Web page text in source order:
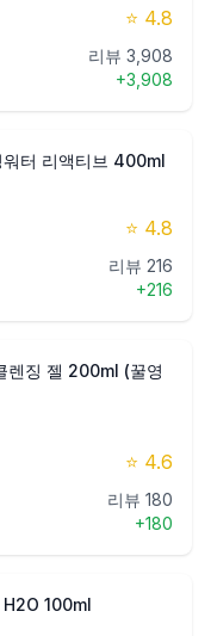
⭐ 4.8
리뷰 3,908
+3,908
워터 리액티브 400ml
⭐ 4.8
리뷰 216
+216
렌징 젤 200ml (꿀영
⭐ 4.6
리뷰 180
+180
H2O 100ml